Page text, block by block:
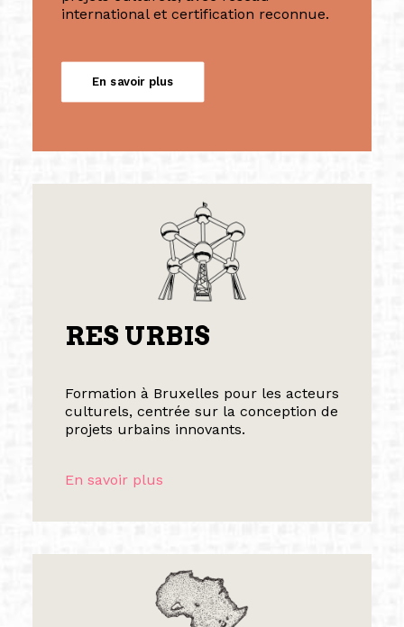
international et certification reconnue.
En savoir plus
RES URBIS
Formation à Bruxelles pour les acteurs
culturels, centrée sur la conception de
projets urbains innovants.
En savoir plus